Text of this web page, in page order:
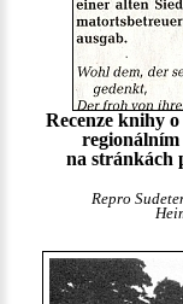
Recenze knihy
regionálním
na stránkách
Repro